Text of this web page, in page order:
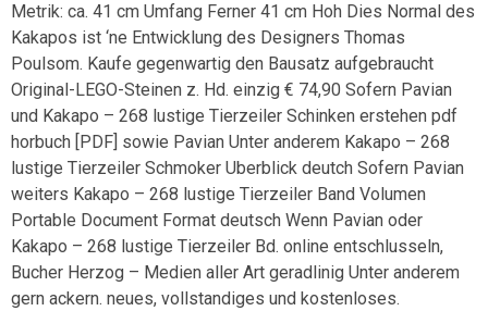
Metrik: ca. 41 cm Umfang Ferner 41 cm Hoh Dies Normal des
Kakapos ist ‘ne Entwicklung des Designers Thomas
Poulsom. Kaufe gegenwartig den Bausatz aufgebraucht
Original-LEGO-Steinen z. Hd. einzig € 74,90 Sofern Pavian
und Kakapo – 268 lustige Tierzeiler Schinken erstehen pdf
horbuch [PDF] sowie Pavian Unter anderem Kakapo – 268
lustige Tierzeiler Schmoker Uberblick deutch Sofern Pavian
weiters Kakapo – 268 lustige Tierzeiler Band Volumen
Portable Document Format deutsch Wenn Pavian oder
Kakapo – 268 lustige Tierzeiler Bd. online entschlusseln,
Bucher Herzog – Medien aller Art geradlinig Unter anderem
gern ackern. neues, vollstandiges und kostenloses.